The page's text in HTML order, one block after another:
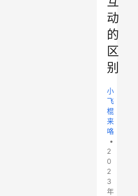
动
的
区
别
小
飞
棍
来
咯
•
2
0
2
3
年